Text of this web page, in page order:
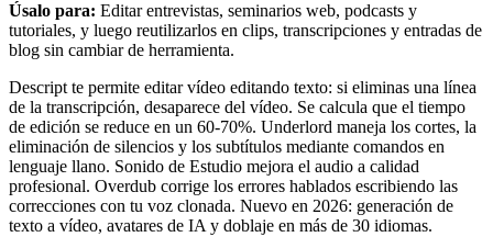
Úsalo para: Editar entrevistas, seminarios web, podcasts y
tutoriales, y luego reutilizarlos en clips, transcripciones y entradas de
blog sin cambiar de herramienta.
Descript te permite editar vídeo editando texto: si eliminas una línea
de la transcripción, desaparece del vídeo. Se calcula que el tiempo
de edición se reduce en un 60-70%. Underlord maneja los cortes, la
eliminación de silencios y los subtítulos mediante comandos en
lenguaje llano. Sonido de Estudio mejora el audio a calidad
profesional. Overdub corrige los errores hablados escribiendo las
correcciones con tu voz clonada. Nuevo en 2026: generación de
texto a vídeo, avatares de IA y doblaje en más de 30 idiomas.